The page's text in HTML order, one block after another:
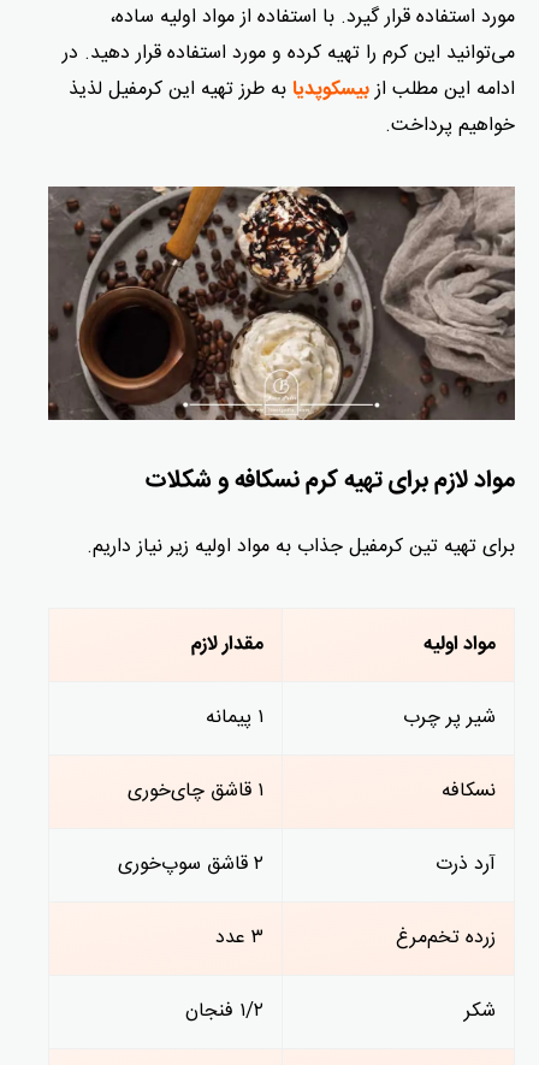
مورد استفاده قرار گیرد. با استفاده از مواد اولیه ساده،
می‌توانید این کرم را تهیه کرده و مورد استفاده قرار دهید. در
ادامه این مطلب ازبیسکوپدیا به طرز تهیه این کرمفیل لذیذ
خواهیم پرداخت.
مواد لازم برای تهیه کرم نسکافه و شکلات
برای تهیه تین کرمفیل جذاب به مواد اولیه زیر نیاز داریم.
مواد اولیه مقدار لازم
شیر پر چرب ۱ پیمانه
نسکافه ۱ قاشق چای‌خوری
آرد ذرت ۲ قاشق سوپ‌خوری
زرده تخم‌مرغ ۳ عدد
شکر ۱/۲ فنجان